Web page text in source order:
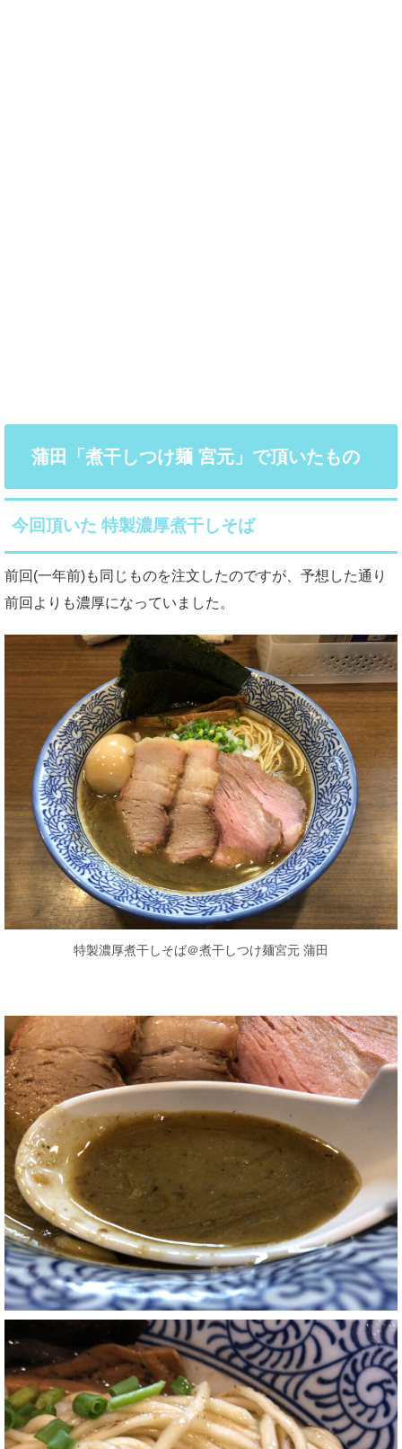
蒲田「煮干しつけ麺 宮元」で頂いたもの
今回頂いた 特製濃厚煮干しそば
前回(一年前)も同じものを注文したのですが、予想した通り
前回よりも濃厚になっていました。
特製濃厚煮干しそば＠煮干しつけ麺宮元 蒲田